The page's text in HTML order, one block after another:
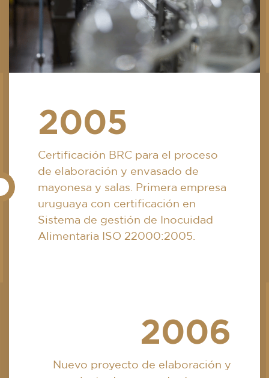
2005
Certificación BRC para el proceso
de elaboración y envasado de
mayonesa y salas. Primera empresa
uruguaya con certificación en
Sistema de gestión de Inocuidad
Alimentaria ISO 22000:2005.
2006
Nuevo proyecto de elaboración y